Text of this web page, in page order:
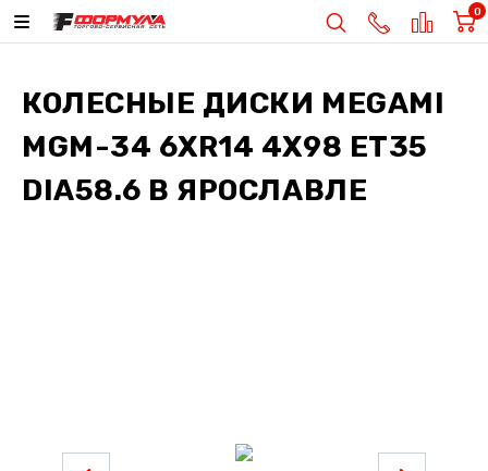
0
КОЛЕСНЫЕ ДИСКИ MEGAMI
MGM-34 6XR14 4X98 ET35
DIA58.6 В ЯРОСЛАВЛЕ